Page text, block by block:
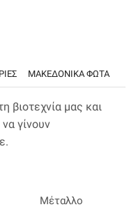
ΜΑΚΕΔΟΝΙΚΑ ΦΩΤΑ
βιοτεχνία μας και
γίνουν
Μέταλλο